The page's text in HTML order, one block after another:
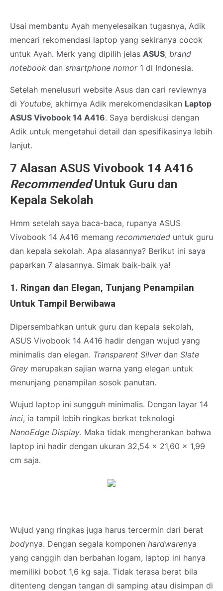
Usai membantu Ayah menyelesaikan tugasnya, Adik
mencari rekomendasi laptop yang sekiranya cocok
untuk Ayah. Merk yang dipilih jelas ASUS, brand
notebook dan smartphone nomor 1 di Indonesia.
Setelah menelusuri website Asus dan cari reviewnya
di Youtube, akhirnya Adik merekomendasikan Laptop
ASUS Vivobook 14 A416. Saya berdiskusi dengan
Adik untuk mengetahui detail dan spesifikasinya lebih
lanjut.
7 Alasan ASUS Vivobook 14 A416
RecommendedUntuk Guru dan
Kepala Sekolah
Hmm setelah saya baca-baca, rupanya ASUS
Vivobook 14 A416 memang recommended untuk guru
dan kepala sekolah. Apa alasannya? Berikut ini saya
paparkan 7 alasannya. Simak baik-baik ya!
1. Ringan dan Elegan, Tunjang Penampilan
Untuk Tampil Berwibawa
Dipersembahkan untuk guru dan kepala sekolah,
ASUS Vivobook 14 A416 hadir dengan wujud yang
minimalis dan elegan. Transparent Silverdan Slate
Grey merupakan sajian warna yang elegan untuk
menunjang penampilan sosok panutan.
Wujud laptop ini sungguh minimalis. Dengan layar 14
inci, ia tampil lebih ringkas berkat teknologi
NanoEdge Display. Maka tidak mengherankan bahwa
laptop ini hadir dengan ukuran 32,54 x 21,60 x 1,99
cm saja.
Wujud yang ringkas juga harus tercermin dari berat
bodynya. Dengan segala komponen hardwarenya
yang canggih dan berbahan logam, laptop ini hanya
memiliki bobot 1,6 kg saja. Tidak terasa berat bila
ditenteng dengan tangan di samping atau disimpan di